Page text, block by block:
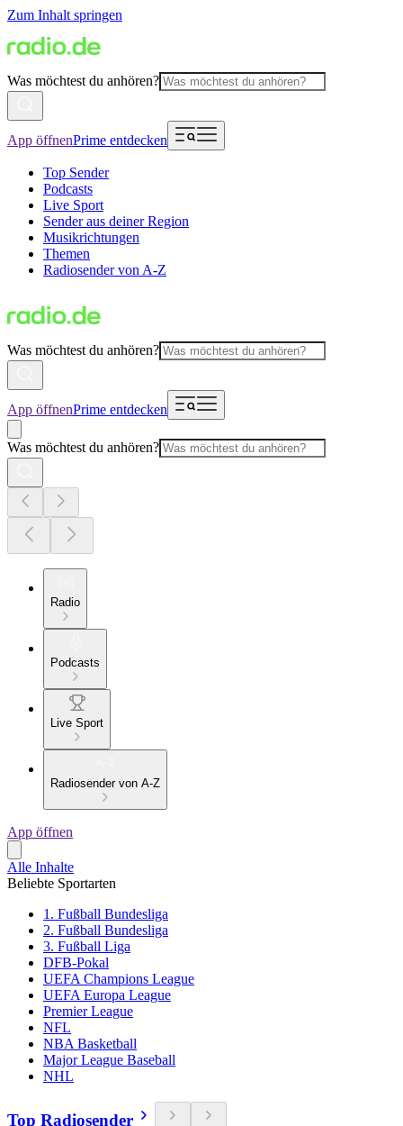
Zum Inhalt springen
Was möchtest du anhören?
App öffnenPrime entdecken
Top Sender
Podcasts
Live Sport
Sender aus deiner Region
Musikrichtungen
Themen
Radiosender von A-Z
Was möchtest du anhören?
App öffnenPrime entdecken
Was möchtest du anhören?
Radio
Podcasts
Live Sport
Radiosender von A-Z
App öffnen
Alle Inhalte
Beliebte Sportarten
1. Fußball Bundesliga
2. Fußball Bundesliga
3. Fußball Liga
DFB-Pokal
UEFA Champions League
UEFA Europa League
Premier League
NFL
NBA Basketball
Major League Baseball
NHL
Top Radiosender